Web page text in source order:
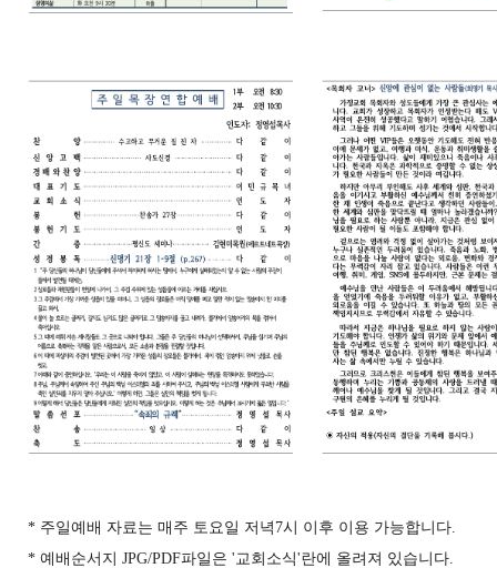
* 주일예배 자료는 매주 토요일 저녁7시 이후 이용 가능합니다.
* 예배순서지 JPG/PDF파일은 '교회소식'란에 올려져 있습니다.